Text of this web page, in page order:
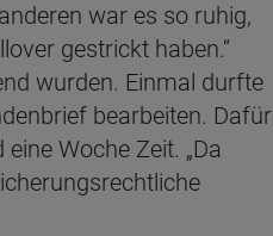
war es so ruhig,
gestrickt haben.“
wurden. Einmal durfte
bearbeiten. Dafür
Woche Zeit. „Da